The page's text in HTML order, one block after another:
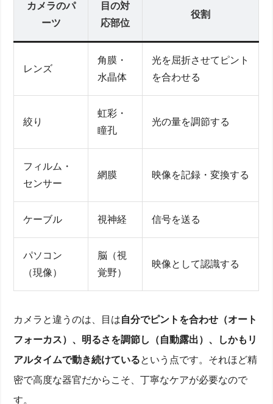
カメラのパ
ーツ
目の対
応部位
役割
レンズ
角膜・
水晶体
光を屈折させてピント
を合わせる
絞り
虹彩・
瞳孔
光の量を調節する
フィルム・
センサー
網膜 映像を記録・変換する
ケーブル 視神経 信号を送る
パソコン
（現像）
脳（視
覚野）
映像として認識する
カメラと違うのは、目は自分でピントを合わせ（オート
フォーカス）、明るさを調節し（自動露出）、しかもリ
アルタイムで動き続けているという点です。それほど精
密で高度な器官だからこそ、丁寧なケアが必要なので
す。
ドライアイの原因と症状を「目の仕組み」からわかり
やすく解説
目の乾燥はなぜ起こる？涙の役割と蒸発メカニズム
パソコン・スマホが角膜表面を乾かす理由
目の構造と働きを理解！小学生・中学生向けもOK
眼球の組織：角膜・水晶体・網膜・強膜のはたらき
虹彩と瞳孔が光を調節しピントを合わせる仕組み
毛様体筋肉と水晶体レンズの調節で近視・遠視が起
涙の三層構造と分泌のしくみ―病気との関係
涙液層・油層・粘液層の組成と乾燥トラブル
角膜・結膜を守る房水と硝子体の関係
ドライアイを招く眼科疾患とホルモン・神経の影響
環境・ライフスタイル別ドライアイリスクと紫外線対